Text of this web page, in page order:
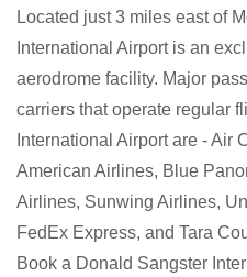
Located just 3 miles east of
International Airport is an
aerodrome facility. Major
carriers that operate regular
International Airport are - Air
American Airlines, Blue
Airlines, Sunwing Airlines,
FedEx Express, and Tara
Book a Donald Sangster